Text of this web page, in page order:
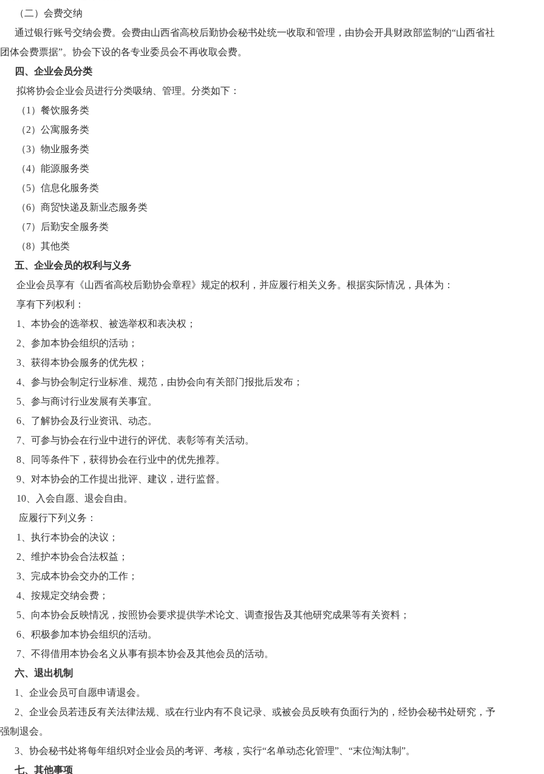
（二）会费交纳
通过银行账号交纳会费。会费由山西省高校后勤协会秘书处统一收取和管理，由协会开具财政部监制的“山西省社
体会费票据”。协会下设的各专业委员会不再收取会费。
四、企业会员分类
拟将协会企业会员进行分类吸纳、管理。分类如下：
（1）餐饮服务类
（2）公寓服务类
（3）物业服务类
（4）能源服务类
（5）信息化服务类
（6）商贸快递及新业态服务类
（7）后勤安全服务类
（8）其他类
五、企业会员的权利与义务
企业会员享有《山西省高校后勤协会章程》规定的权利，并应履行相关义务。根据实际情况，具体为：
享有下列权利：
1、 本协会的选举权、被选举权和表决权；
2、 参加本协会组织的活动；
3、 获得本协会服务的优先权；
4、参与协会制定行业标准、规范，由协会向有关部门报批后发布；
5、参与商讨行业发展有关事宜。
6、了解协会及行业资讯、动态。
7、可参与协会在行业中进行的评优、表彰等有关活动。
8、同等条件下，获得协会在行业中的优先推荐。
9、对本协会的工作提出批评、建议，进行监督。
10、
入会自愿、退会自由。
应履行下列义务：
1、 执行本协会的决议；
2、 维护本协会合法权益；
3、 完成本协会交办的工作；
4、 按规定交纳会费；
5、 向本协会反映情况，按照协会要求提供学术论文、调查报告及其他研究成果等有关资料；
6、 积极参加本协会组织的活动。
7、不得借用本协会名义从事有损本协会及其他会员的活动。
六、退出机制
1、企业会员可自愿申请退会。
2、企业会员若违反有关法律法规、或在行业内有不良记录、或被会员反映有负面行为的，经协会秘书处研究，予
制退会。
3、协会秘书处将每年组织对企业会员的考评、考核，实行“名单动态化管理”、“末位淘汰制”。
七、其他事项